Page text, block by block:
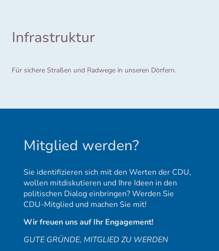
Infrastruktur
Für sichere Straßen und Radwege in unseren Dörfern.
Mitglied werden?
Sie identifizieren sich mit den Werten der CDU,
wollen mitdiskutieren und Ihre Ideen in den
politischen Dialog einbringen? Werden Sie
CDU-Mitglied und machen Sie mit!
Wir freuen uns auf Ihr Engagement!
GUTE GRÜNDE, MITGLIED ZU WERDEN